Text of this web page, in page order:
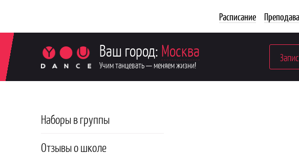
Расписание
Ваш город: Москва
Учим танцевать — меняем жизни!
Наборы в группы
Отзывы о школе